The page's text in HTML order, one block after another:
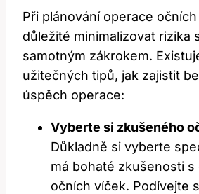
Při plánování operace
důležité minimalizovat rizika
samotným zákrokem.
užitečných tipů, jak zajistit
úspěch operace:
Vyberte si zkušeného
Důkladně si vyberte
má bohaté zkušenosti s
očních víček. Podívejte